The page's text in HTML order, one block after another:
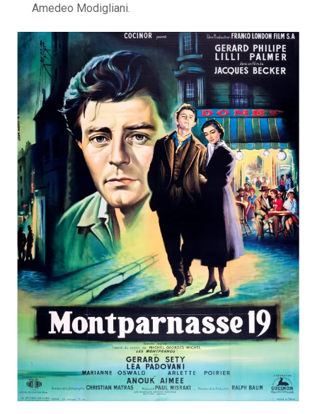
Amedeo Modigliani.